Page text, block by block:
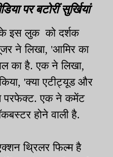
पर बटोरीं सुर्खियां
इस लुक को दर्शक
ने लिखा, 'आमिर का
का है. एक ने लिखा,
'क्या एटीट्यूड और
परफेक्ट. एक ने कमेंट
होने वाली है.
थ्रिलर फिल्म है